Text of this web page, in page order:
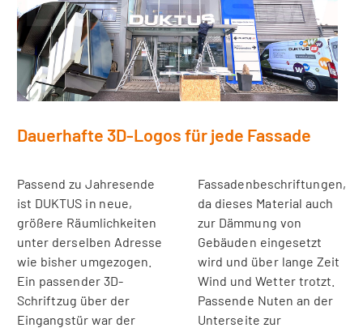
Dauerhafte 3D-Logos für jede Fassade
Passend zu Jahresende
ist DUKTUS in neue,
größere Räumlichkeiten
unter derselben Adresse
wie bisher umgezogen.
Ein passender 3D-
Schriftzug über der
Eingangstür war der
Fassadenbeschriftungen,
da dieses Material auch
zur Dämmung von
Gebäuden eingesetzt
wird und über lange Zeit
Wind und Wetter trotzt.
Passende Nuten an der
Unterseite zur